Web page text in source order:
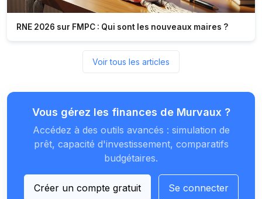
RNE 2026 sur FMPC : Qui sont les nouveaux maires ?
Voir tous les articles
Vous gérez les finances de Murvaux ?
Accédez à des outils avancés : simulation de
prêt, capacité d'investissement, comparatifs
budgétaires.
Créer un compte gratuit Se connecter